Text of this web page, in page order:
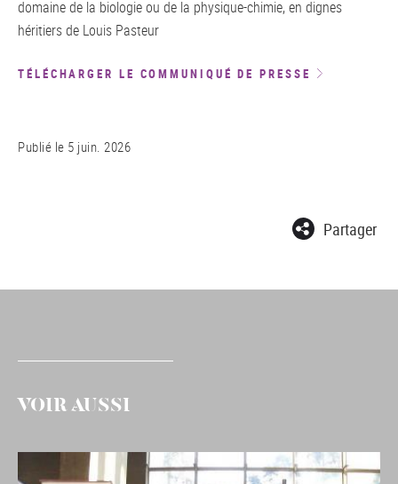
domaine de la biologie ou de la physique-chimie, en dignes
héritiers de Louis Pasteur
TÉLÉCHARGER LE COMMUNIQUÉ DE PRESSE
Publié le 5 juin. 2026
Partager
VOIR AUSSI